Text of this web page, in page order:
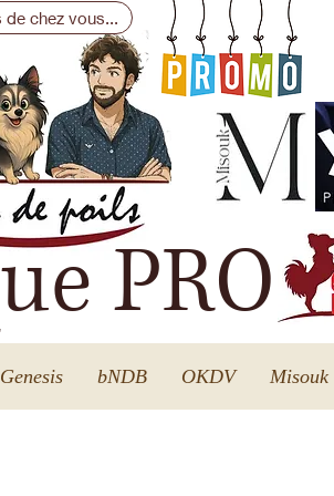
de chez vous...
PRO
Genesis bNDB OKDV Misouk